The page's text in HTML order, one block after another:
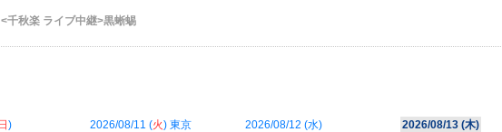
<千秋楽 ライブ中継>黒蜥蜴
日 ) 2026/08/11 (火) 東京 2026/08/12 (水) 2026/08/13 (木)